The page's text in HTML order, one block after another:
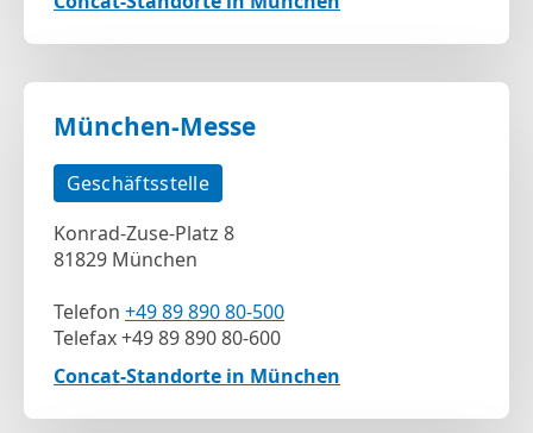
München-Messe
Geschäftsstelle
Konrad-Zuse-Platz 8
81829 München
Telefon +49 89 890 80-500
Telefax +49 89 890 80-600
Concat-Standorte in München